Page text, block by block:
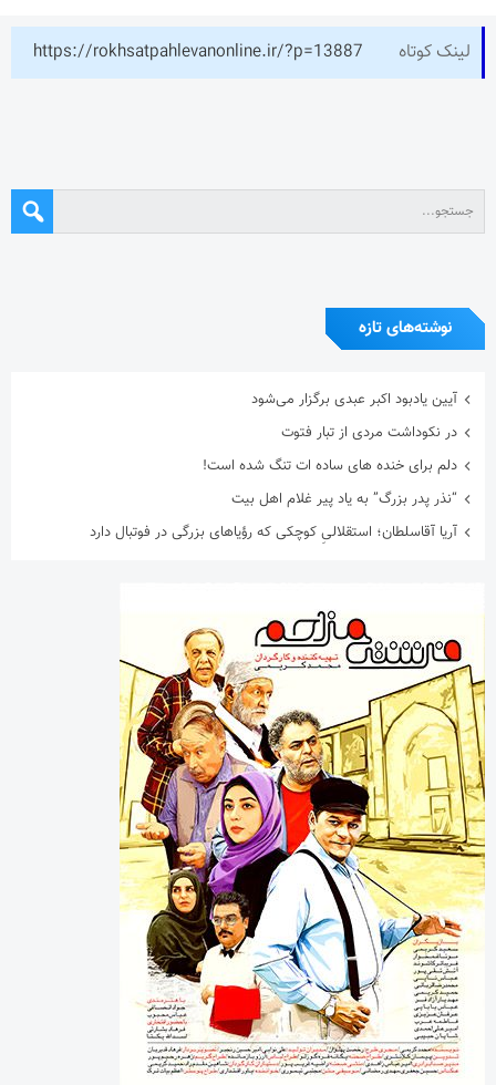
لینک کوتاه https://rokhsatpahlevanonline.ir/?p=13887
نوشته‌های تازه
آیین یادبود اکبر عبدی برگزار می‌شود
در نکوداشت مردی از تبار فتوت
دلم برای خنده های ساده ات تنگ شده است!
“نذر پدر بزرگ” به یاد پیر غلام اهل بیت
آریا آقاسلطان؛ استقلالیِ کوچکی که رؤیاهای بزرگی در فوتبال دارد